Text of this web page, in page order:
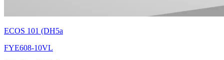
ECOS 101 (DH5a
FYE608-10VL